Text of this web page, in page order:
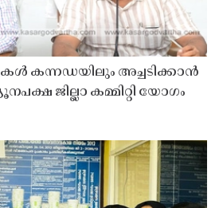
കന്നഡയിലും അച്ചടിക്കാൻ
ജില്ലാ കമ്മിറ്റി യോഗം